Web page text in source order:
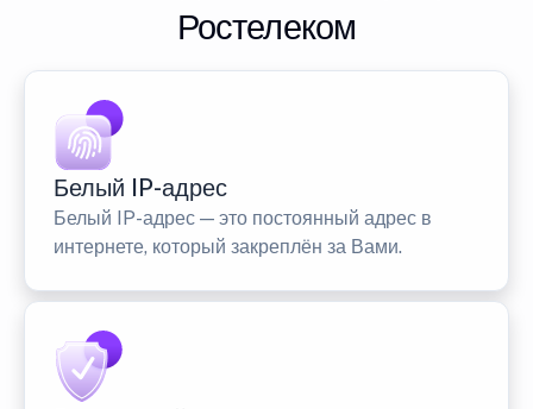
Ростелеком
Белый IP-адрес
Белый IP-адрес — это постоянный адрес в
интернете, который закреплён за Вами.